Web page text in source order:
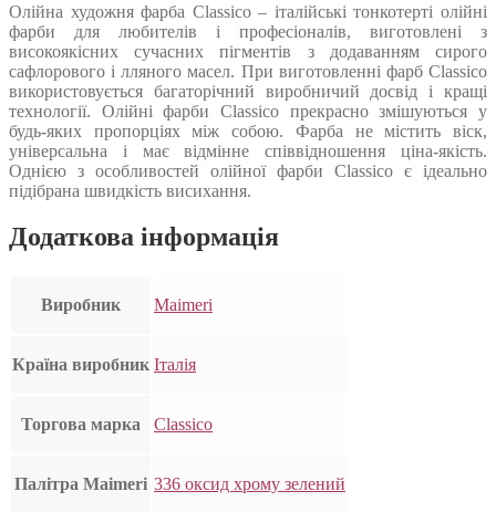
Олійна художня фарба Classico – італійські тонкотерті олійні
фарби для любителів і професіоналів, виготовлені з
високоякісних сучасних пігментів з додаванням сирого
сафлорового і лляного масел. При виготовленні фарб Classico
використовується багаторічний виробничий досвід і кращі
технології. Олійні фарби Classico прекрасно змішуються у
будь-яких пропорціях між собою. Фарба не містить віск,
універсальна і має відмінне співвідношення ціна-якість.
Однією з особливостей олійної фарби Classico є ідеально
підібрана швидкість висихання.
Додаткова інформація
Виробник Maimeri
Країна виробник Італія
Торгова марка Classico
Палітра Maimeri 336 оксид хрому зелений